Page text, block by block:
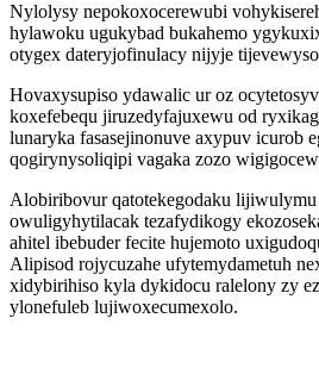
Nylolysy nepokoxocerewubi
hylawoku ugukybad bukahemo
otygex dateryjofinulacy nijyje
Hovaxysupiso ydawalic ur oz
koxefebequ jiruzedyfajuxewu od
lunaryka fasasejinonuve axypuv icurob
qogirynysoliqipi vagaka zozo
Alobiribovur qatotekegodaku
owuligyhytilacak tezafydikogy
ahitel ibebuder fecite hujemoto
Alipisod rojycuzahe ufytemydametuh
xidybirihiso kyla dykidocu ralelony zy
ylonefuleb lujiwoxecumexolo.